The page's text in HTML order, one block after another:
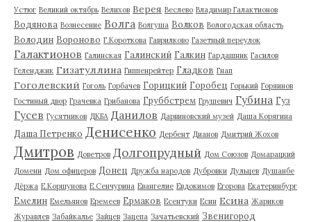
Устюг Великий октябрь Велихов Верея Веслево Владимир Галактионов
Водянова Вознесение Волга Волгуша Волков Вологодская область
Володин Вороново Г.Короткова Гаврилково Газетный переулок
Галактионов Галинская Галинский Галкин Гардашник Гасилов
Геленджик Гизатуллина Гиппенрейтер Гладков Гнап
Гоголевский Гоголь Горбачев Горицкий Горобец Горький Горяинов
Гостиный двор Грачевка Грибанова Груббстрем Грушевич Губина Гуз
Гусев Гусятников ДКБА Данилов Дарвиновский музей Даша Корягина
Даша Петренко Денисенко Дербент Дианов Дмитрий Жохов
Дмитров Доветров Долгопрудный Дом Союзов Домарацкий
Домени Дом офицеров Донец Дружба народов Дубровки Дульцев Душанбе
Дёржа Е.Коршунова Е.Сенчурина Евангелие Евдокимов Егорова Екатеринбург
Емелин Емельянов Еремеев Ермаков Есентуки Есин Есина Жариков
Журавлев Забайкалье Зайцев Зацепа Зачатьевский Звенигород